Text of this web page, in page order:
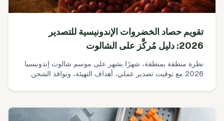
تقويم حصاد الخضروات الإندونيسية للتصدير
2026: دليل مُركَّز على الشالوت
نظرة منطقة بمنطقة، شهرًا بشهر على موسم شالوت إندونيسيا
2026 مع توقيت تصدير عملي، أهداف التهيئة، ونوافذ الشحن
Brebes وCirebon وشرق جاوة وBima.